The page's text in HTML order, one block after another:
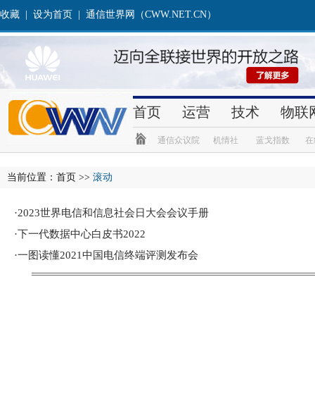
收藏 设为首页 通信世界网（CWW.NET.CN）
首页 运营 技术 物联
通信众议院 机情社 蓝戈指数
当前位置： 首页 >> 滚动
·2023世界电信和信息社会日大会会议手册
·下一代数据中心白皮书2022
·一图读懂2021中国电信终端评测发布会